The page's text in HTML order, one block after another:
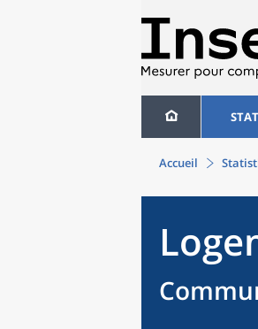
Accueil